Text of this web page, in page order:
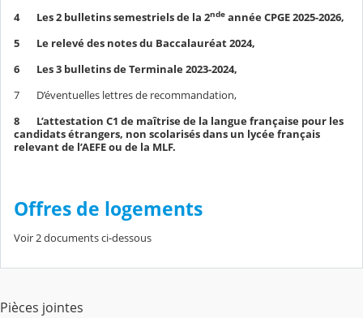
4 Les 2 bulletins semestriels de la 2nde année CPGE 2025-2026,
5 Le relevé des notes du Baccalauréat 2024,
6 Les 3 bulletins de Terminale 2023-2024,
7 D’éventuelles lettres de recommandation,
8 L’attestation C1 de maîtrise de la langue française pour les
candidats étrangers, non scolarisés dans un lycée français
relevant de l’AEFE ou de la MLF.
Offres de logements
Voir 2 documents ci-dessous
Pièces jointes